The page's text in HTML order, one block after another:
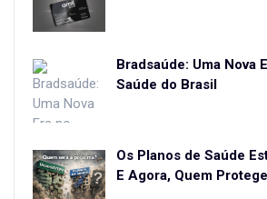
Bradsaúde: Uma Nova
Saúde do Brasil
Os Planos de Saúde
E Agora, Quem